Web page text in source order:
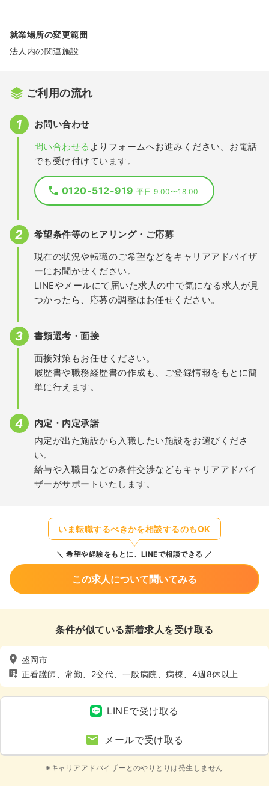
就業場所の変更範囲
法人内の関連施設
ご利用の流れ
お問い合わせ
問い合わせる よりフォームへお進みください。お電話
でも受け付けています。
0120-512-919平日 9:00〜18:00
希望条件等のヒアリング・ご応募
現在の状況や転職のご希望などをキャリアアドバイザ
ーにお聞かせください。
LINEやメールにて届いた求人の中で気になる求人が見
つかったら、応募の調整はお任せください。
書類選考・面接
面接対策もお任せください。
履歴書や職務経歴書の作成も、ご登録情報をもとに簡
単に行えます。
内定・内定承諾
内定が出た施設から入職したい施設をお選びくださ
い。
給与や入職日などの条件交渉などもキャリアアドバイ
ザーがサポートいたします。
いま転職するべきかを相談するのもOK
希望や経験をもとに、LINEで相談できる
この求人について聞いてみる
条件が似ている新着求人を受け取る
盛岡市
正看護師、常勤、2交代、一般病院、病棟、4週8休以上
LINEで受け取る
メールで受け取る
※キャリアアドバイザーとのやりとりは発生しません